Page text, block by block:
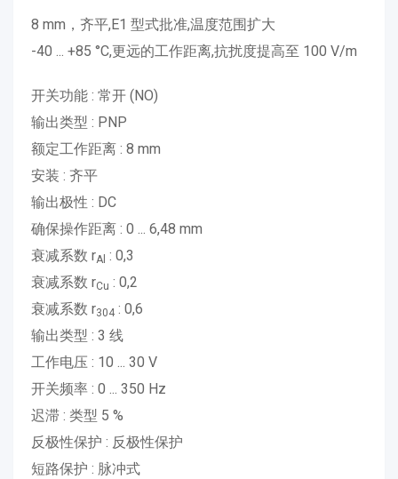
8 mm，齐平,E1 型式批准,温度范围扩大
-40 ... +85 °C,更远的工作距离,抗扰度提高至 100 V/m
开关功能 : 常开 (NO)
输出类型 : PNP
额定工作距离 : 8 mm
安装 : 齐平
输出极性 : DC
确保操作距离 : 0 ... 6,48 mm
衰减系数 rAl : 0,3
衰减系数 rCu : 0,2
衰减系数 r304 : 0,6
输出类型 : 3 线
工作电压 : 10 ... 30 V
开关频率 : 0 ... 350 Hz
迟滞 : 类型 5 %
反极性保护 : 反极性保护
短路保护 : 脉冲式